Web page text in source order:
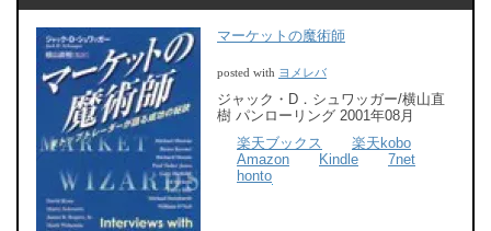
マーケットの魔術師
posted with ヨメレバ
ジャック・D．シュワッガー/横山直
樹 パンローリング 2001年08月
楽天ブックス
楽天kobo
Amazon
Kindle
7net
honto